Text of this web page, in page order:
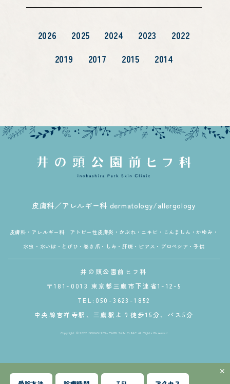
×
2026 2025 2024 2023
2022
2019
2017 2015 2014
皮膚科／アレルギー科 dermatology/allergology
皮膚科・アレルギー科 アトピー性皮膚炎・かぶれ・ニキビ・じんましん・かゆみ・
水虫・水いぼ・とびひ・巻き爪・しみ・肝斑・ピアス・プロペシア・子供
井の頭公園前ヒフ科
〒181-0013 東京都三鷹市下連雀1-12-5
TEL:050-3623-1852
中央線吉祥寺駅、三鷹駅より徒歩15分、バス5分
Copyright © 2022 INOKASHIRA-PARK SKIN CLINIC All Rights Reserved